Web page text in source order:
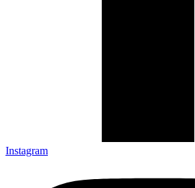
Instagram